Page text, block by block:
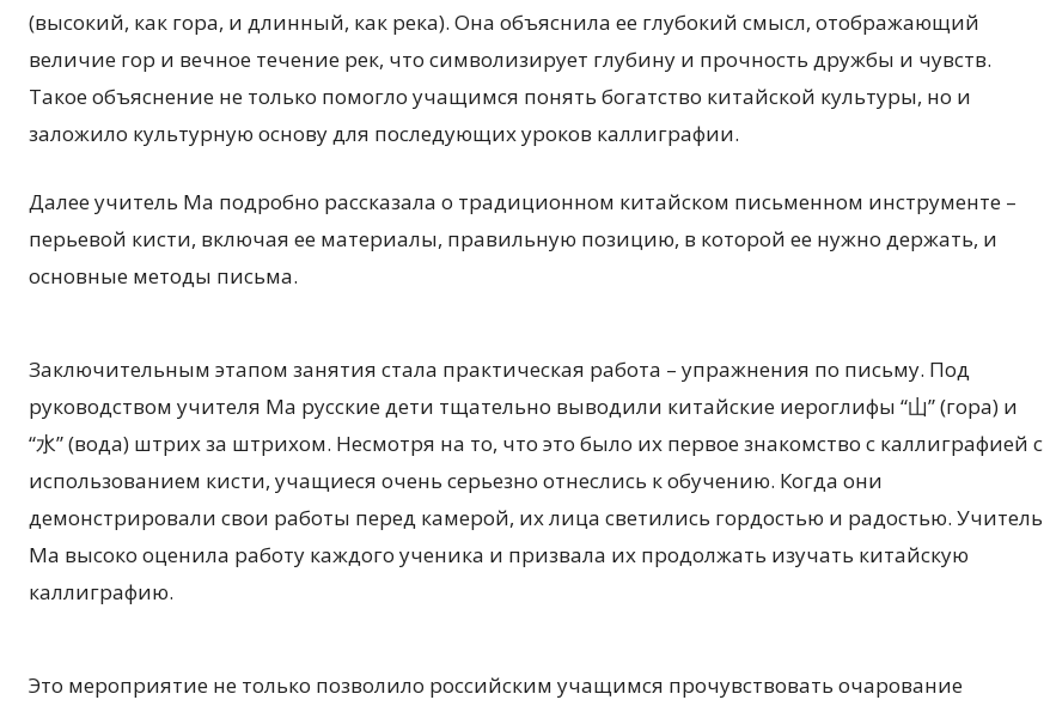
(высокий, как гора, и длинный, как река). Она объяснила ее глубокий смысл, отображающий
величие гор и вечное течение рек, что символизирует глубину и прочность дружбы и чувств.
Такое объяснение не только помогло учащимся понять богатство китайской культуры, но и
заложило культурную основу для последующих уроков каллиграфии.
Далее учитель Ма подробно рассказала о традиционном китайском письменном инструменте –
перьевой кисти, включая ее материалы, правильную позицию, в которой ее нужно держать, и
основные методы письма.
Заключительным этапом занятия стала практическая работа – упражнения по письму. Под
руководством учителя Ма русские дети тщательно выводили китайские иероглифы “山” (гора) и
“水” (вода) штрих за штрихом. Несмотря на то, что это было их первое знакомство с каллиграфией с
использованием кисти, учащиеся очень серьезно отнеслись к обучению. Когда они
демонстрировали свои работы перед камерой, их лица светились гордостью и радостью. Учитель
Ма высоко оценила работу каждого ученика и призвала их продолжать изучать китайскую
каллиграфию.
Это мероприятие не только позволило российским учащимся прочувствовать очарование